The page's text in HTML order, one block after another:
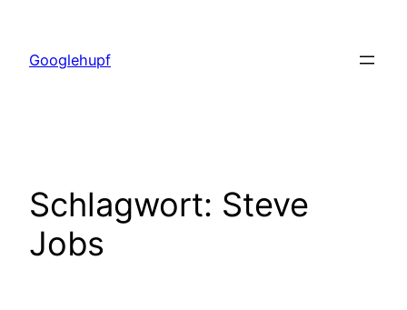
springen
Googlehupf
Schlagwort: Steve
Jobs